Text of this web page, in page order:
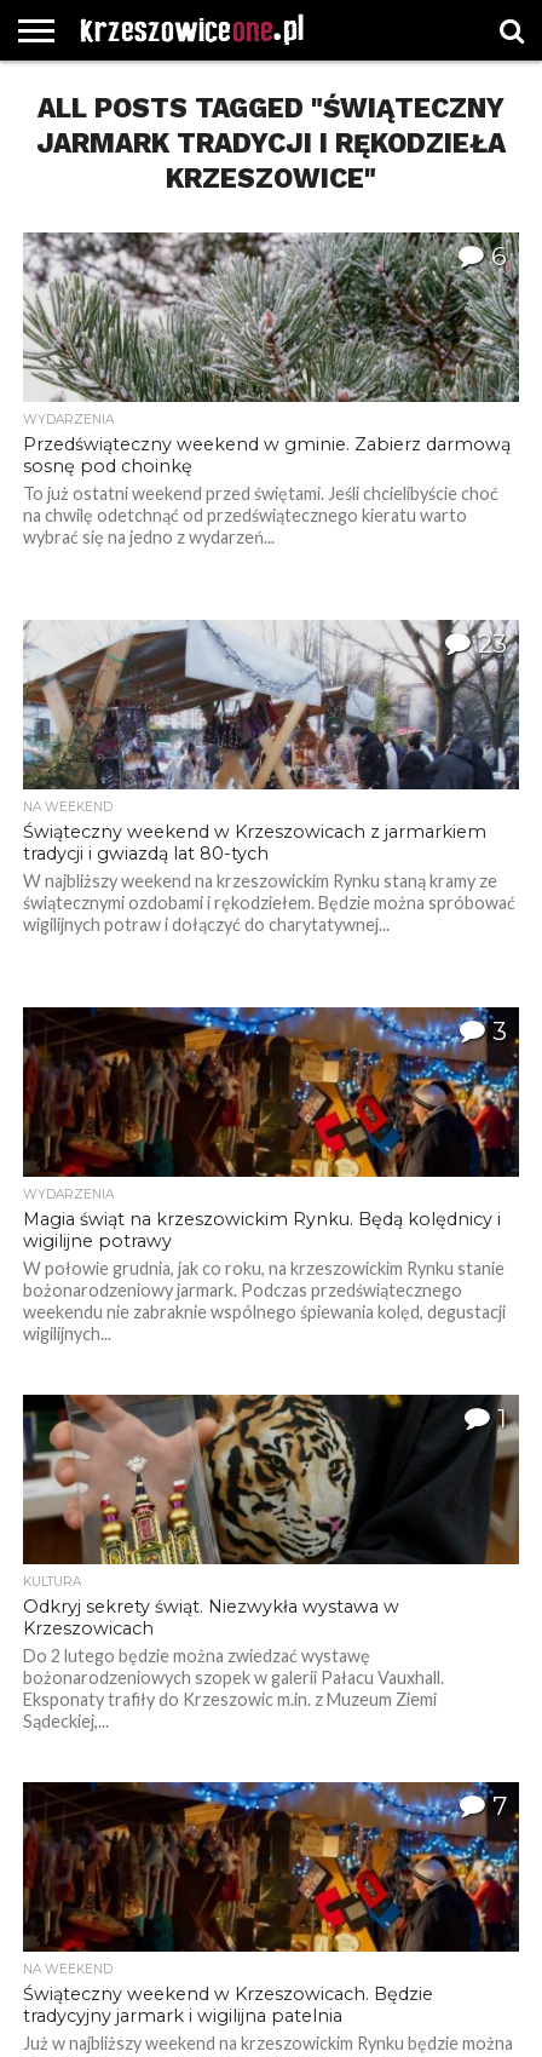
GŁÓWNA
WYBORY
SAMORZĄDOWE
WYBIERZ
KATEGORIE
ROZKŁADY
JAZDY
GREGORCZYK
WATCH
KONTAKT
ALL POSTS TAGGED "ŚWIĄTECZNY
JARMARK TRADYCJI I RĘKODZIEŁA
KRZESZOWICE"
6
WYDARZENIA
Przedświąteczny weekend w gminie. Zabierz darmową
sosnę pod choinkę
To już ostatni weekend przed świętami. Jeśli chcielibyście choć
na chwilę odetchnąć od przedświątecznego kieratu warto
wybrać się na jedno z wydarzeń...
23
NA WEEKEND
Świąteczny weekend w Krzeszowicach z jarmarkiem
tradycji i gwiazdą lat 80-tych
W najbliższy weekend na krzeszowickim Rynku staną kramy ze
świątecznymi ozdobami i rękodziełem. Będzie można spróbować
wigilijnych potraw i dołączyć do charytatywnej...
3
WYDARZENIA
Magia świąt na krzeszowickim Rynku. Będą kolędnicy i
wigilijne potrawy
W połowie grudnia, jak co roku, na krzeszowickim Rynku stanie
bożonarodzeniowy jarmark. Podczas przedświątecznego
weekendu nie zabraknie wspólnego śpiewania kolęd, degustacji
wigilijnych...
1
KULTURA
Odkryj sekrety świąt. Niezwykła wystawa w
Krzeszowicach
Do 2 lutego będzie można zwiedzać wystawę
bożonarodzeniowych szopek w galerii Pałacu Vauxhall.
Eksponaty trafiły do Krzeszowic m.in. z Muzeum Ziemi
Sądeckiej,...
7
NA WEEKEND
Świąteczny weekend w Krzeszowicach. Będzie
tradycyjny jarmark i wigilijna patelnia
Już w najbliższy weekend na krzeszowickim Rynku będzie można